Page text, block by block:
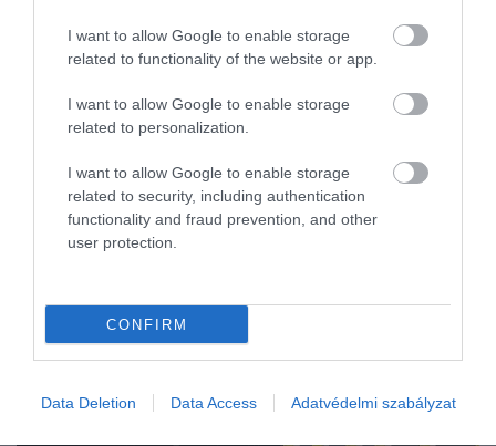
I want to allow Google to enable storage
related to functionality of the website or app.
I want to allow Google to enable storage
related to personalization.
I want to allow Google to enable storage
related to security, including authentication
functionality and fraud prevention, and other
user protection.
CONFIRM
Data Deletion Data Access Adatvédelmi szabályzat
vannak a „fehér…